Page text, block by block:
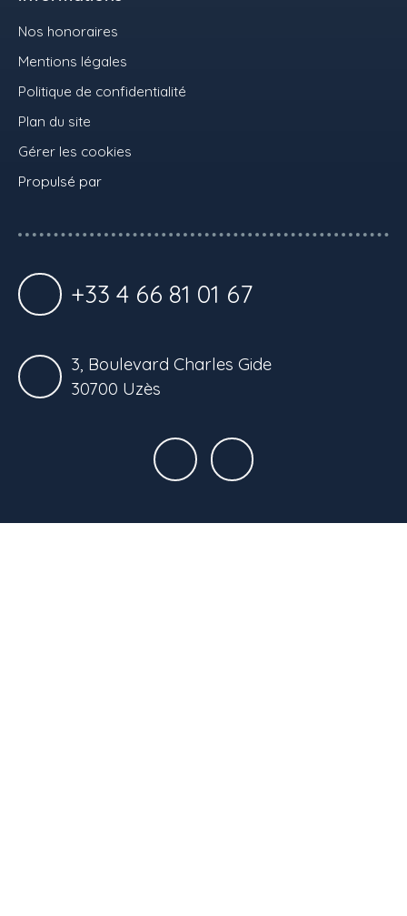
Nos honoraires
Mentions légales
Politique de confidentialité
Plan du site
Gérer les cookies
Propulsé par
+33 4 66 81 01 67
3, Boulevard Charles Gide
30700 Uzès